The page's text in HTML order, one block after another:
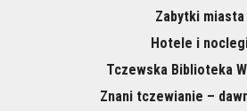
Zabytki miasta
Hotele i
Tczewska Biblioteka
Znani tczewianie –